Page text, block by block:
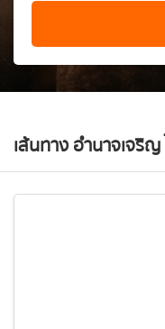
เส้นทาง อำนาจเจริ